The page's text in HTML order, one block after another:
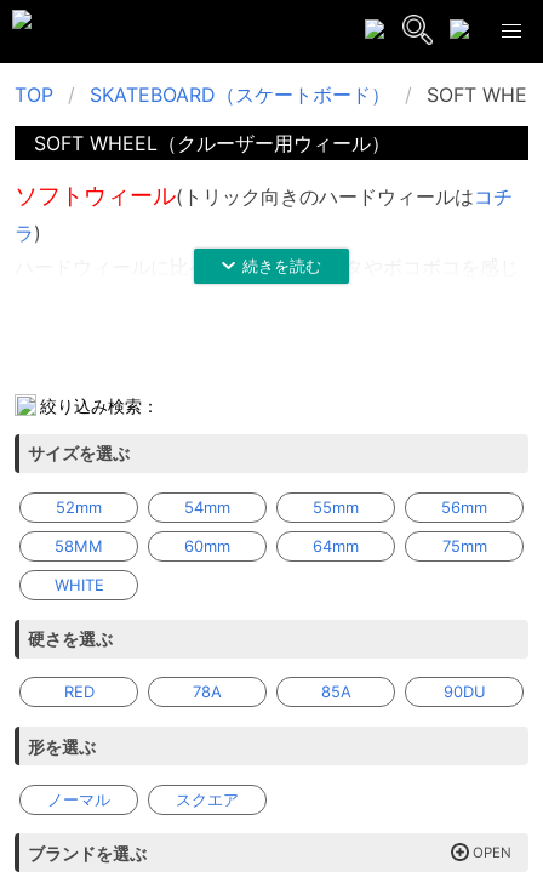
TOP SKATEBOARD（スケートボード）
SOFT
SOFT WHEEL（クルーザー用ウィール）
ソフトウィール(トリック向きのハードウィールはコチ
ラ)
ハードウィールに比べ、地面のガタガタやボコボコを感じ
自転車のように快適な乗り心地を求める方は大きめのソフ
トウィール(58-60MM程度)がオススメです。
ブランド
HIGHSOX,MxMxM
初心者の方で悩んでる方はこ
れでOK！ハードウィールと同
じくらいの標準サイズなので
HOT JUICE、ラフな路面は
SUPER JUICE、チョイ乗りは
SPITFIRE
なので、スピード感が出やす
BONES
絞り込み検索：
サイズを選ぶ
52mm 54mm 55mm 56mm
58MM 60mm 64mm 75mm
WHITE
硬さを選ぶ
RED 78A 85A 90DU
形を選ぶ
ノーマル スクエア
ブランドを選ぶ